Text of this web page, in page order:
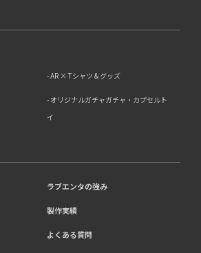
AR × Tシャツ & グッズ
オリジナルガチャガチャ・カプセルト
イ
ラブエンタの強み
製作実績
よくある質問